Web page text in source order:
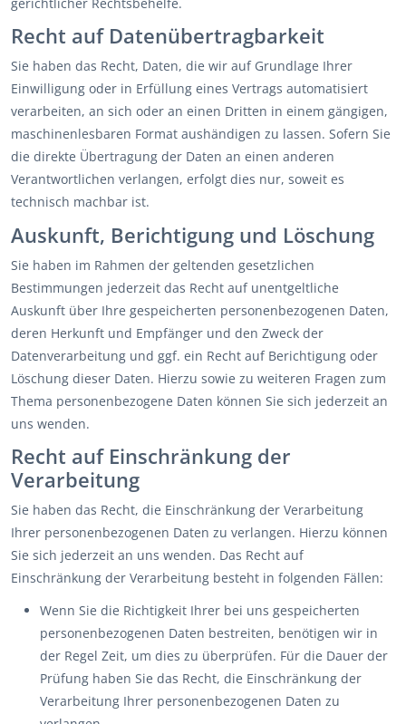
Recht auf Daten­übertrag­barkeit
Sie haben das Recht, Daten, die wir auf Grundlage Ihrer
Einwilligung oder in Erfüllung eines Vertrags automatisiert
verarbeiten, an sich oder an einen Dritten in einem gängigen,
maschinenlesbaren Format aushändigen zu lassen. Sofern Sie
die direkte Übertragung der Daten an einen anderen
Verantwortlichen verlangen, erfolgt dies nur, soweit es
technisch machbar ist.
Auskunft, Berichtigung und Löschung
Sie haben im Rahmen der geltenden gesetzlichen
Bestimmungen jederzeit das Recht auf unentgeltliche
Auskunft über Ihre gespeicherten personenbezogenen Daten,
deren Herkunft und Empfänger und den Zweck der
Datenverarbeitung und ggf. ein Recht auf Berichtigung oder
Löschung dieser Daten. Hierzu sowie zu weiteren Fragen zum
Thema personenbezogene Daten können Sie sich jederzeit an
uns wenden.
Recht auf Einschränkung der
Verarbeitung
Sie haben das Recht, die Einschränkung der Verarbeitung
Ihrer personenbezogenen Daten zu verlangen. Hierzu können
Sie sich jederzeit an uns wenden. Das Recht auf
Einschränkung der Verarbeitung besteht in folgenden Fällen:
Wenn Sie die Richtigkeit Ihrer bei uns gespeicherten
personenbezogenen Daten bestreiten, benötigen wir in
der Regel Zeit, um dies zu überprüfen. Für die Dauer der
Prüfung haben Sie das Recht, die Einschränkung der
Verarbeitung Ihrer personenbezogenen Daten zu